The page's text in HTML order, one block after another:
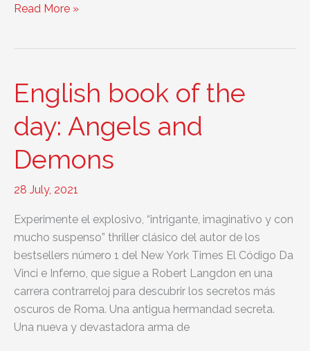
English
Needful
Things
Read More »
English book of the
day: Angels and
Demons
28 July, 2021
Experimente el explosivo, “intrigante, imaginativo y con
mucho suspenso” thriller clásico del autor de los
bestsellers número 1 del New York Times El Código Da
Vinci e Inferno, que sigue a Robert Langdon en una
carrera contrarreloj para descubrir los secretos más
oscuros de Roma. Una antigua hermandad secreta.
Una nueva y devastadora arma de